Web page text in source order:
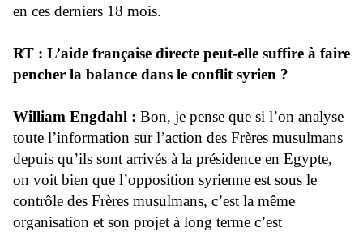
en ces derniers 18 mois.
RT : L’aide française directe peut-elle suffire à faire
pencher la balance dans le conflit syrien ?
William Engdahl : Bon, je pense que si l’on analyse
toute l’information sur l’action des Frères musulmans
depuis qu’ils sont arrivés à la présidence en Egypte,
on voit bien que l’opposition syrienne est sous le
contrôle des Frères musulmans, c’est la même
organisation et son projet à long terme c’est